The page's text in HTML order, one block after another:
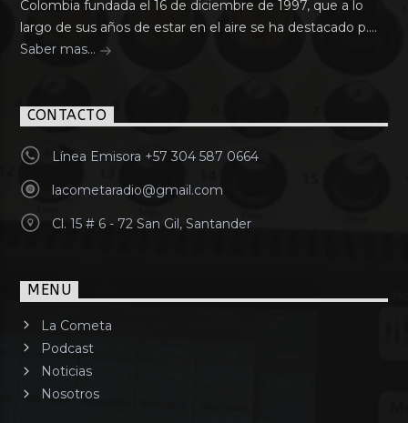
Colombia fundada el 16 de diciembre de 1997, que a lo
largo de sus años de estar en el aire se ha destacado p....
Saber mas...
CONTACTO
Línea Emisora +57 304 587 0664
lacometaradio@gmail.com
Cl. 15 # 6 - 72 San Gil, Santander
MENU
La Cometa
Podcast
Noticias
Nosotros